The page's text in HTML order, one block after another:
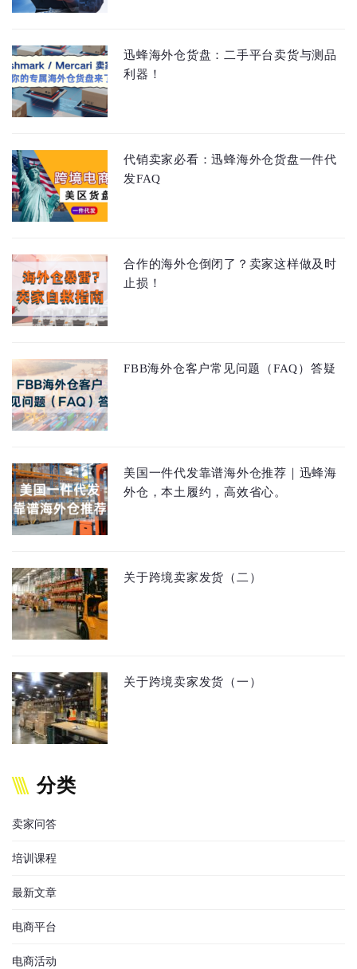
迅蜂海外仓货盘：二手平台卖货与测品
利器！
代销卖家必看：迅蜂海外仓货盘一件代
发FAQ
合作的海外仓倒闭了？卖家这样做及时
止损！
FBB海外仓客户常见问题（FAQ）答疑
美国一件代发靠谱海外仓推荐｜迅蜂海
外仓，本土履约，高效省心。
关于跨境卖家发货（二）
关于跨境卖家发货（一）
分类
卖家问答
培训课程
最新文章
电商平台
电商活动